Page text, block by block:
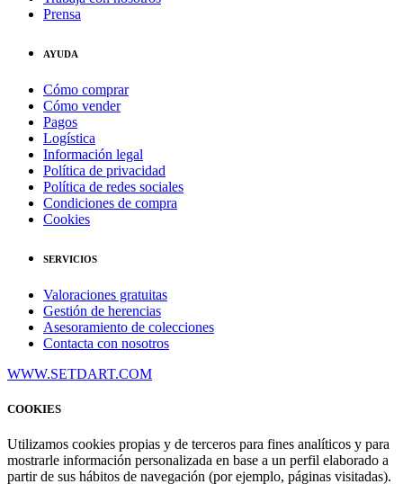
Prensa
AYUDA
Cómo comprar
Cómo vender
Pagos
Logística
Información legal
Política de privacidad
Política de redes sociales
Condiciones de compra
Cookies
SERVICIOS
Valoraciones gratuitas
Gestión de herencias
Asesoramiento de colecciones
Contacta con nosotros
WWW.SETDART.COM
COOKIES
Utilizamos cookies propias y de terceros para fines analíticos y para
mostrarle información personalizada en base a un perfil elaborado a
partir de sus hábitos de navegación (por ejemplo, páginas visitadas).